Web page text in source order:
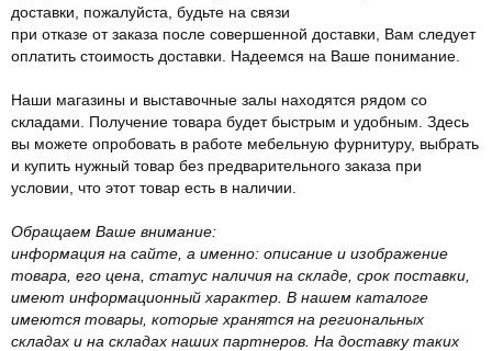
доставки, пожалуйста, будьте на связи
при отказе от заказа после совершенной доставки, Вам следует
оплатить стоимость доставки. Надеемся на Ваше понимание.
Наши магазины и выставочные залы находятся рядом со
складами. Получение товара будет быстрым и удобным. Здесь
вы можете опробовать в работе мебельную фурнитуру, выбрать
и купить нужный товар без предварительного заказа при
условии, что этот товар есть в наличии.
Обращаем Ваше внимание:
информация на сайте, а именно: описание и изображение
товара, его цена, статус наличия на складе, срок поставки,
имеют информационный характер. В нашем каталоге
имеются товары, которые хранятся на региональных
складах и на складах наших партнеров. На доставку таких